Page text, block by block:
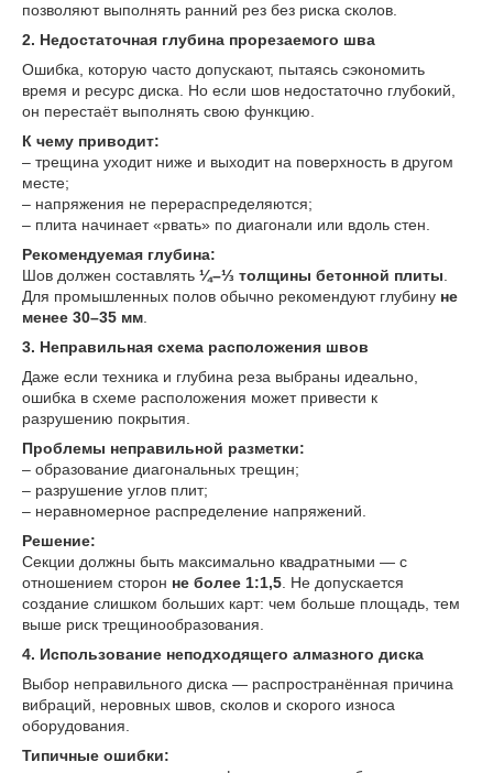
позволяют выполнять ранний рез без риска сколов.
2. Недостаточная глубина прорезаемого шва
Ошибка, которую часто допускают, пытаясь сэкономить
время и ресурс диска. Но если шов недостаточно глубокий,
он перестаёт выполнять свою функцию.
К чему приводит:
– трещина уходит ниже и выходит на поверхность в другом
месте;
– напряжения не перераспределяются;
– плита начинает «рвать» по диагонали или вдоль стен.
Рекомендуемая глубина:
Шов должен составлять ¼–⅓ толщины бетонной плиты.
Для промышленных полов обычно рекомендуют глубину не
менее 30–35 мм.
3. Неправильная схема расположения швов
Даже если техника и глубина реза выбраны идеально,
ошибка в схеме расположения может привести к
разрушению покрытия.
Проблемы неправильной разметки:
– образование диагональных трещин;
– разрушение углов плит;
– неравномерное распределение напряжений.
Решение:
Секции должны быть максимально квадратными — с
отношением сторон не более 1:1,5. Не допускается
создание слишком больших карт: чем больше площадь, тем
выше риск трещинообразования.
4. Использование неподходящего алмазного диска
Выбор неправильного диска — распространённая причина
вибраций, неровных швов, сколов и скорого износа
оборудования.
Типичные ошибки: